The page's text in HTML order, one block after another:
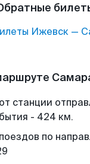
Ижевск —
станции
- 424 км.
по